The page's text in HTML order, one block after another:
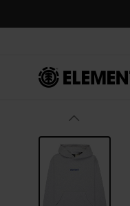
Produktinformation